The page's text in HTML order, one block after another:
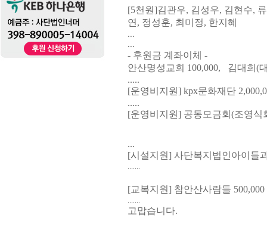
[5천원]김관우, 김성우, 김현수,
연 , 정성훈, 최미정, 한지혜
...
...
- 후원금 계좌이체 -
안산명성교회 100,000, 김대희(
.....
[운영비지원] kpx문화재단
.....
[운영비지원] 공동모금회(조영식
...
[시설지원] 사단복지법인아이들
.......
[교복지원] 참안산사람들 500,000
.......
고맙습니다.